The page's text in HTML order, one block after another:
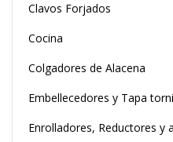
Clavos Forjados
Cocina
Colgadores de Alacena
Embellecedores y Tapa
Enrolladores, Reductores y